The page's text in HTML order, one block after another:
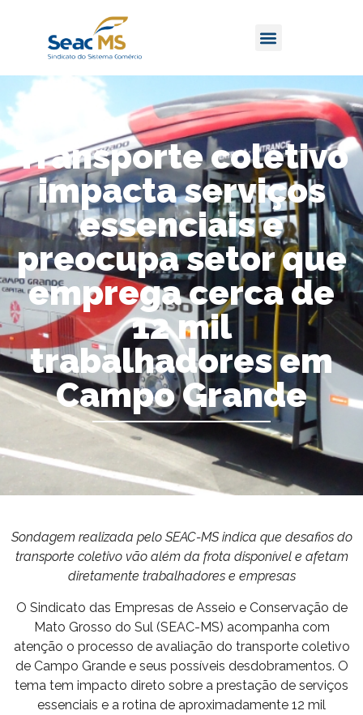
Transporte coletivo
impacta serviços
essenciais e
preocupa setor que
emprega cerca de
12 mil
trabalhadores em
Campo Grande
Sondagem realizada pelo SEAC-MS indica que desafios do
transporte coletivo vão além da frota disponível e afetam
diretamente trabalhadores e empresas
O Sindicato das Empresas de Asseio e Conservação de
Mato Grosso do Sul (SEAC-MS) acompanha com
atenção o processo de avaliação do transporte coletivo
de Campo Grande e seus possíveis desdobramentos. O
tema tem impacto direto sobre a prestação de serviços
essenciais e a rotina de aproximadamente 12 mil